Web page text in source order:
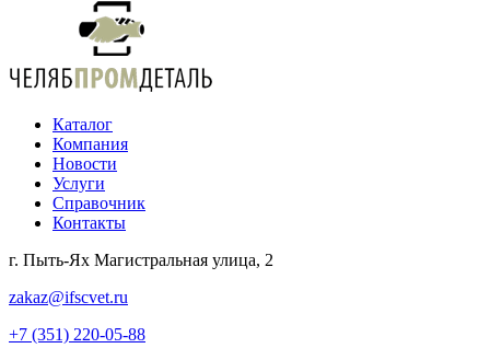
Каталог
Компания
Новости
Услуги
Справочник
Контакты
г. Пыть-Ях Магистральная улица, 2
zakaz@ifscvet.ru
+7 (351) 220-05-88